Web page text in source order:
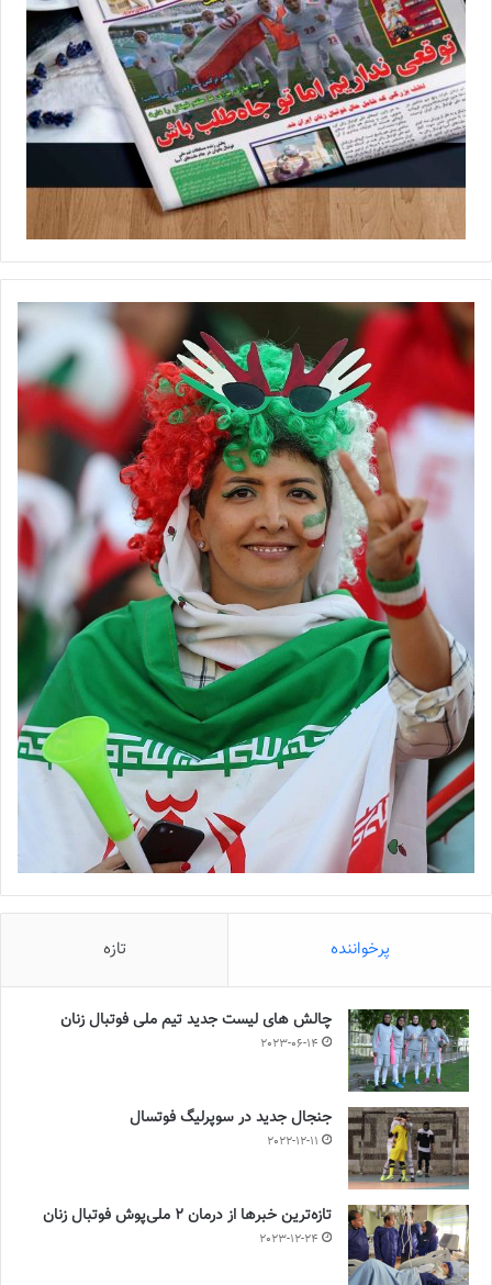
پرخواننده تازه
چالش هاى ليست جدید تيم ملى فوتبال زنان
2023-06-14
جنجال جدید در سوپرلیگ فوتسال
2022-12-11
تازه‌ترین خبرها از درمان ۲ ملی‌پوش فوتبال زنان
2023-12-24